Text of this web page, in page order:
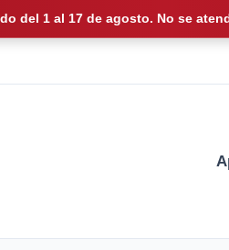
del 1 al 17 de agosto. No se